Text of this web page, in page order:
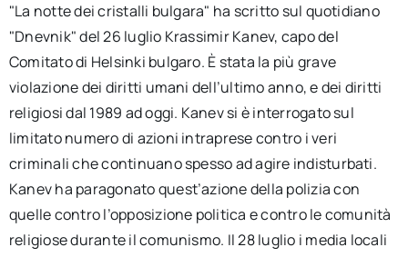
"La notte dei cristalli bulgara" ha scritto sul quotidiano
"Dnevnik" del 26 luglio Krassimir Kanev, capo del
Comitato di Helsinki bulgaro. È stata la più grave
violazione dei diritti umani dell’ultimo anno, e dei diritti
religiosi dal 1989 ad oggi. Kanev si è interrogato sul
limitato numero di azioni intraprese contro i veri
criminali che continuano spesso ad agire indisturbati.
Kanev ha paragonato quest’azione della polizia con
quelle contro l’opposizione politica e contro le comunità
religiose durante il comunismo. Il 28 luglio i media locali